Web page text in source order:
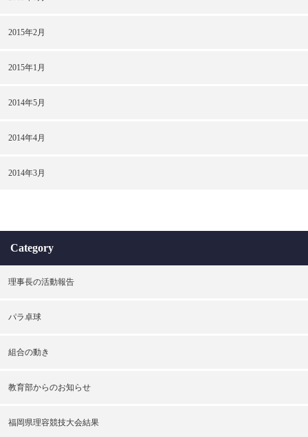
2015年2月
2015年1月
2014年5月
2014年4月
2014年3月
Category
理事長の活動報告
パラ卓球
組合の動き
教育部からのお知らせ
福岡県理容競技大会結果